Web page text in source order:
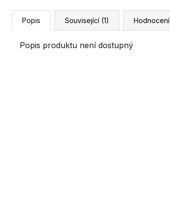
Popis Související (1) Hodnocení
Popis produktu není dostupný